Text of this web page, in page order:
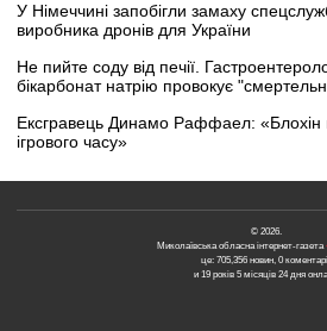
У Німеччині запобігли замаху
виробника дронів для України
Не пийте соду від печії.
бікарбонат натрію провокує
Ексгравець Динамо Раффаел: «Блохін
ігрового часу»
© 2026.
Миколаївська обласна інтернет-газета
це: 705,356 новин, 0
и 19 років 5 місяців 24 дня